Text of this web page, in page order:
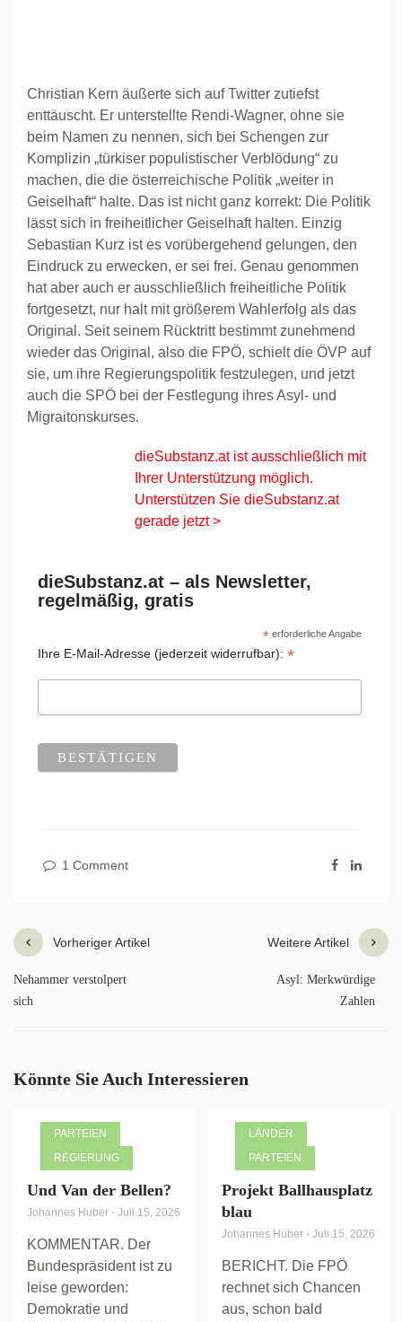
Christian Kern äußerte sich auf Twitter zutiefst
enttäuscht. Er unterstellte Rendi-Wagner, ohne sie
beim Namen zu nennen, sich bei Schengen zur
Komplizin „türkiser populistischer Verblödung“ zu
machen, die die österreichische Politik „weiter in
Geiselhaft“ halte. Das ist nicht ganz korrekt: Die Politik
lässt sich in freiheitlicher Geiselhaft halten. Einzig
Sebastian Kurz ist es vorübergehend gelungen, den
Eindruck zu erwecken, er sei frei. Genau genommen
hat aber auch er ausschließlich freiheitliche Politik
fortgesetzt, nur halt mit größerem Wahlerfolg als das
Original. Seit seinem Rücktritt bestimmt zunehmend
wieder das Original, also die FPÖ, schielt die ÖVP auf
sie, um ihre Regierungspolitik festzulegen, und jetzt
auch die SPÖ bei der Festlegung ihres Asyl- und
Migraitonskurses.
dieSubstanz.at ist ausschließlich mit
Ihrer Unterstützung möglich.
Unterstützen Sie dieSubstanz.at
gerade jetzt >
dieSubstanz.at – als Newsletter,
regelmäßig, gratis
*erforderliche Angabe
Ihre E-Mail-Adresse (jederzeit widerrufbar): *
1 Comment
Vorheriger Artikel
Nehammer verstolpert
sich
Weitere Artikel
Asyl: Merkwürdige
Zahlen
Könnte Sie Auch Interessieren
PARTEIEN
REGIERUNG
Und Van der Bellen?
Johannes Huber - Juli 15, 2026
KOMMENTAR. Der
Bundespräsident ist zu
leise geworden:
Demokratie und
LÄNDER
PARTEIEN
Projekt Ballhausplatz
blau
Johannes Huber - Juli 15, 2026
BERICHT. Die FPÖ
rechnet sich Chancen
aus, schon bald